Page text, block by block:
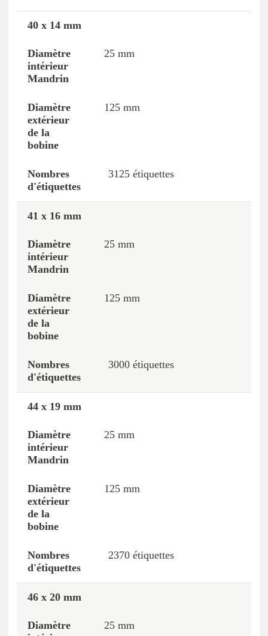
Taille Diamètre intérieur Mandrin
40 x 14 mm
25 mm
125 mm
3125 étiquettes
41 x 16 mm
25 mm
125 mm
3000 étiquettes
44 x 19 mm
25 mm
125 mm
2370 étiquettes
46 x 20 mm
25 mm